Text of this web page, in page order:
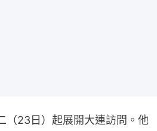
（23日）起展開大連訪問。他